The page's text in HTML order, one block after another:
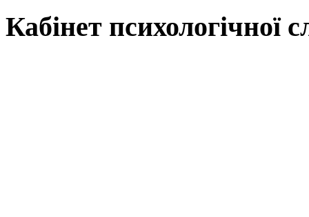
Кабінет психологічної